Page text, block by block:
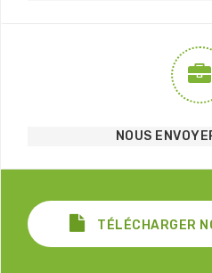
NOUS
TÉLÉCHARGER